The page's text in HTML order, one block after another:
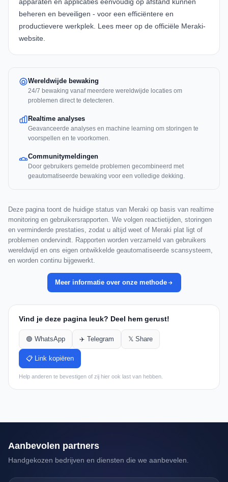
apparaten en applicaties eenvoudig op afstand kunnen
beheren en beveiligen - voor een efficiëntere en
productievere werkplek. Lees meer op de officiële Meraki-
website.
Wereldwijde bewaking
24/7 bewaking vanaf meerdere wereldwijde locaties om
problemen direct te detecteren.
Realtime analyses
Geavanceerde analyses en machine learning om storingen te
voorspellen en te voorkomen.
Communitymeldingen
Door gebruikers gemelde problemen gecombineerd met
geautomatiseerde bewaking voor een volledige dekking.
Deze pagina toont de huidige status van Meraki op basis van realtime
monitoring en gebruikersrapporten. We volgen reactietijden, storingen
en verminderde prestaties, zodat u altijd weet of Meraki plat ligt of
problemen ondervindt. Rapporten worden verzameld van gebruikers
wereldwijd en ons eigen ontwikkelde geautomatiseerde scansysteem,
en worden continu bijgewerkt.
Meer informatie over onze methode
Vind je deze pagina leuk? Deel hem gerust!
🟢 WhatsApp ✈️ Telegram 𝕏 Share
📋 Link kopiëren
Help anderen te bevestigen of zij hier ook last van hebben.
Aanbevolen partners
Handgekozen bedrijven en diensten die we aanbevelen.